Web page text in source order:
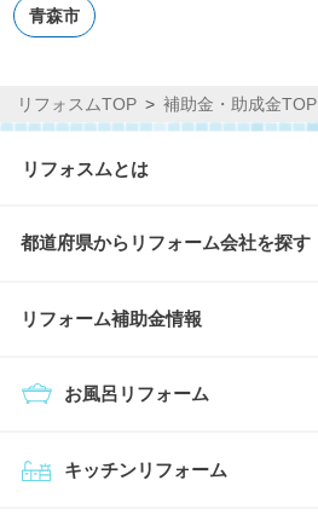
青森市
リフォスムTOP 補助金・助成金TOP
リフォスムとは
都道府県からリフォーム会社を探す
リフォーム補助金情報
キッチンリフォーム
お風呂リフォーム